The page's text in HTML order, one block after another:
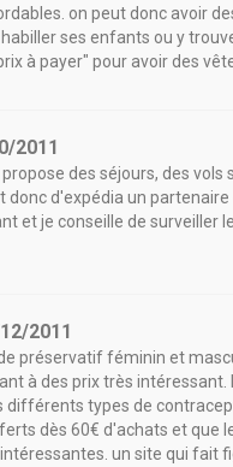
on peut donc avoir
ses enfants ou y
à payer" pour avoir des
2011
des séjours, des vols
donc d'expédia un
et je conseille de surveiller
2011
préservatif féminin et
à des prix très
types de
dès 60€ d'achats et que
un site qui fait